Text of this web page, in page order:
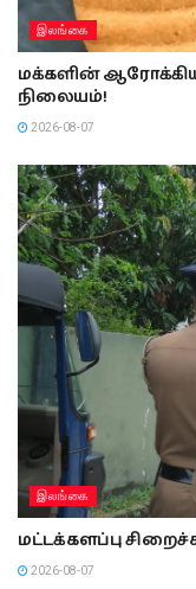
இலங்கை
மக்களின்
நிலையம்!
2026-08-07
இலங்கை
மட்டக்களப்பு
2026-08-07